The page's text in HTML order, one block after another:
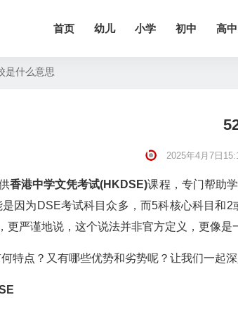
首页 幼儿 小学 初中 高中
是什么意思
2025年4月7日
香港中学文凭考试(HKDSE)课程，专门帮助
因为DSE考试科目众多，而5科核心科目和2
更严谨地说，这个说法并非官方定义，更像是
特点？又有哪些优势和劣势呢？让我们一起深